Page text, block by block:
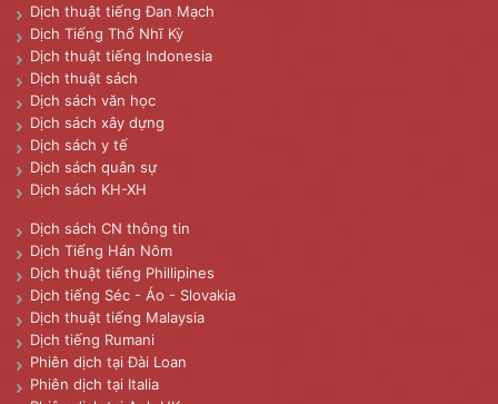
Dịch thuật tiếng Đan Mạch
Dịch Tiếng Thổ Nhĩ Kỳ
Dịch thuật tiếng Indonesia
Dịch thuật sách
Dịch sách văn học
Dịch sách xây dựng
Dịch sách y tế
Dịch sách quân sự
Dịch sách KH-XH
Dịch sách CN thông tin
Dịch Tiếng Hán Nôm
Dịch thuật tiếng Phillipines
Dịch tiếng Séc - Áo - Slovakia
Dịch thuật tiếng Malaysia
Dịch tiếng Rumani
Phiên dịch tại Đài Loan
Phiên dịch tại Italia